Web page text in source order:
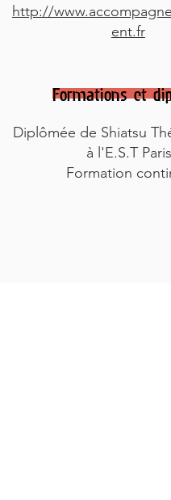
http://
ent.fr
Formations et
Diplômée de Shiatsu
à l'E.S.T Paris
Formation